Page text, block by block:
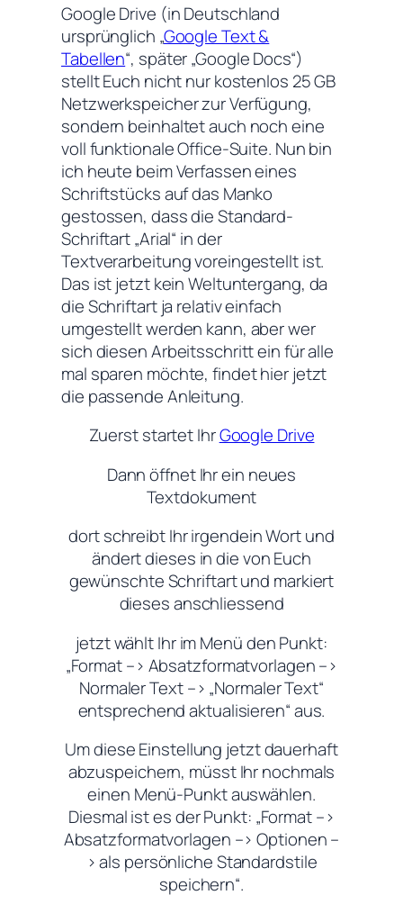
Google Drive (in Deutschland
ursprünglich „Google Text &
Tabellen“, später „Google Docs“)
stellt Euch nicht nur kostenlos 25 GB
Netzwerkspeicher zur Verfügung,
sondern beinhaltet auch noch eine
voll funktionale Office-Suite. Nun bin
ich heute beim Verfassen eines
Schriftstücks auf das Manko
gestossen, dass die Standard-
Schriftart „Arial“ in der
Textverarbeitung voreingestellt ist.
Das ist jetzt kein Weltuntergang, da
die Schriftart ja relativ einfach
umgestellt werden kann, aber wer
sich diesen Arbeitsschritt ein für alle
mal sparen möchte, findet hier jetzt
die passende Anleitung.
Zuerst startet IhrGoogle Drive
Dann öffnet Ihr ein neues
Textdokument
dort schreibt Ihr irgendein Wort und
ändert dieses in die von Euch
gewünschte Schriftart und markiert
dieses anschliessend
jetzt wählt Ihr im Menü den Punkt:
„Format –> Absatzformatvorlagen –>
Normaler Text –> „Normaler Text“
entsprechend aktualisieren“ aus.
Um diese Einstellung jetzt dauerhaft
abzuspeichern, müsst Ihr nochmals
einen Menü-Punkt auswählen.
Diesmal ist es der Punkt: „Format –>
Absatzformatvorlagen –> Optionen –
> als persönliche Standardstile
speichern“.